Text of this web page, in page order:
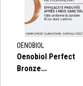
OENOBIOL
Oenobiol Perfect
Bronze...